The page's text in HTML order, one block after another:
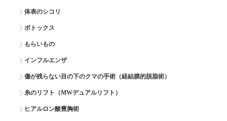
体表のシコリ
ボトックス
もらいもの
インフルエンザ
傷が残らない目の下のクマの手術（経結膜的脱脂術）
糸のリフト（MWデュアルリフト）
ヒアルロン酸豊胸術